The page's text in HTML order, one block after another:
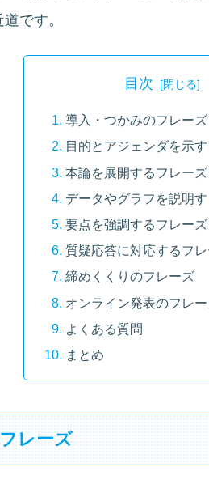
です。
目次
導入・つかみのフレーズ
目的とアジェンダを示
本論を展開するフレーズ
データやグラフを説明
要点を強調するフレーズ
質疑応答に対応するフ
締めくくりのフレーズ
オンライン発表のフレ
よくある質問
まとめ
レーズ